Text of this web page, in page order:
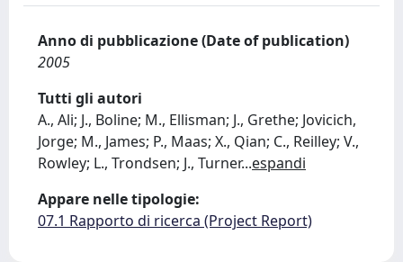
Anno di pubblicazione (Date of publication)
2005
Tutti gli autori
A., Ali; J., Boline; M., Ellisman; J., Grethe; Jovicich,
Jorge; M., James; P., Maas; X., Qian; C., Reilley; V.,
Rowley; L., Trondsen; J., Turner...espandi
Appare nelle tipologie:
07.1 Rapporto di ricerca (Project Report)